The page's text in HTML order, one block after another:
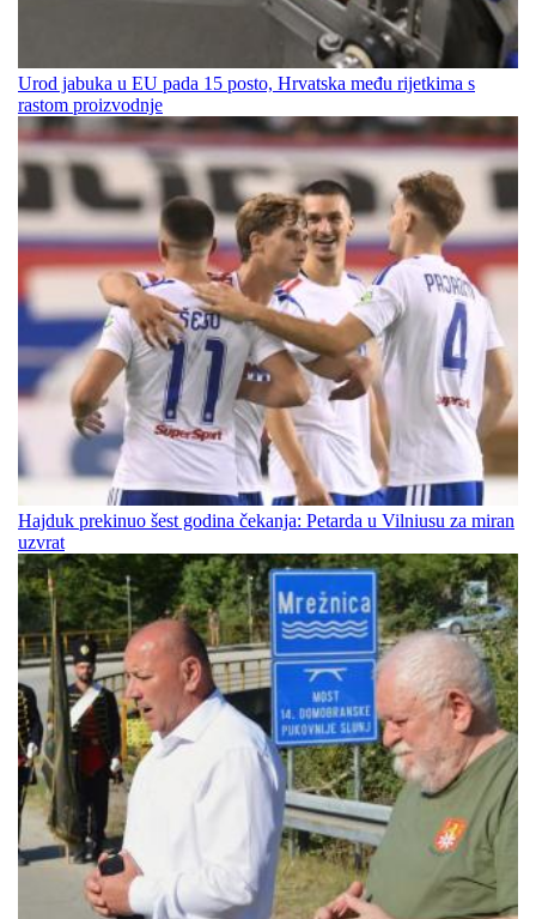
Urod jabuka u EU pada 15 posto, Hrvatska među rijetkima s
rastom proizvodnje
Hajduk prekinuo šest godina čekanja: Petarda u Vilniusu za miran
uzvrat